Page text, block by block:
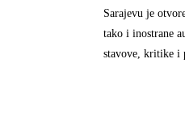
Sarajevu je
tako i inostrane
stavove, kritike i